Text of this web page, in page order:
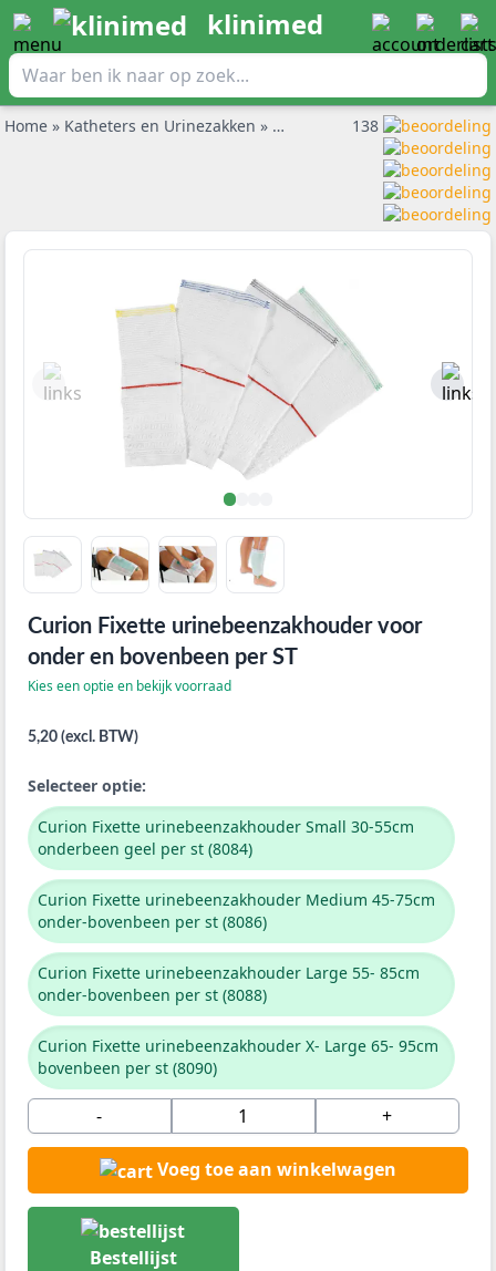
klinimed
Home » Katheters en Urinezakken » Beenzakken»Curion Fixette
138
Curion Fixette urinebeenzakhouder voor
onder en bovenbeen per ST
Kies een optie en bekijk voorraad
5,20 (excl. BTW)
Selecteer optie:
Curion Fixette urinebeenzakhouder Small 30-55cm
onderbeen geel per st (8084)
Curion Fixette urinebeenzakhouder Medium 45-75cm
onder-bovenbeen per st (8086)
Curion Fixette urinebeenzakhouder Large 55- 85cm
onder-bovenbeen per st (8088)
Curion Fixette urinebeenzakhouder X- Large 65- 95cm
bovenbeen per st (8090)
- +
Voeg toe aan winkelwagen
Bestellijst